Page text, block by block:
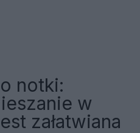
notki:
w
załatwiana